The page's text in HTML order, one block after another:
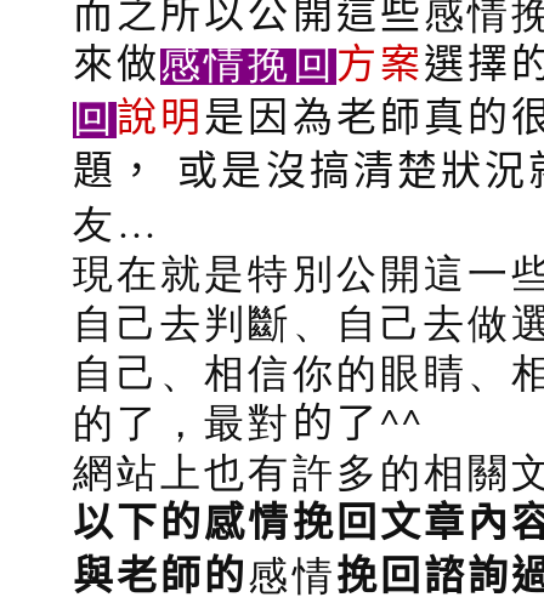
而之所以公開這些感情
來做感情挽回方案選擇
回說明是因為老師真的
題，
或是沒搞清楚狀況
友…
現在就是特別公開這一
自己去判斷、自己去做
自己、相信你的眼睛、
的了，最對的了^^
網站上也有許多的相關
以下的感情挽回文章內
與老師的感情挽回諮詢